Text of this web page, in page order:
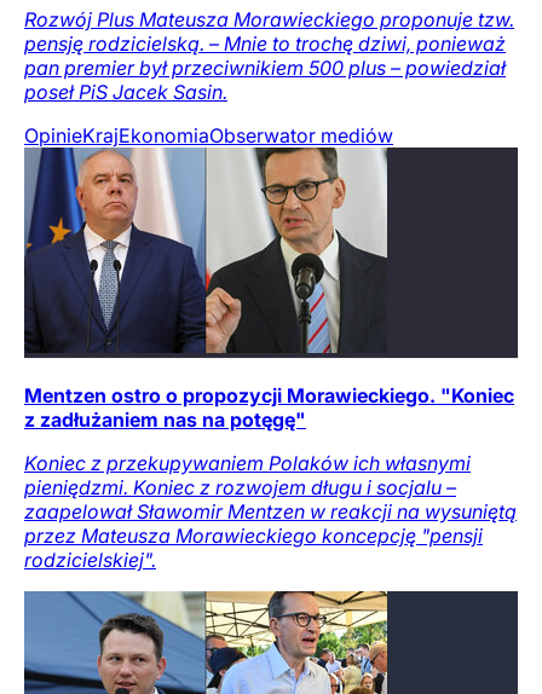
Rozwój Plus Mateusza Morawieckiego proponuje tzw.
pensję rodzicielską. – Mnie to trochę dziwi, ponieważ
pan premier był przeciwnikiem 500 plus – powiedział
poseł PiS Jacek Sasin.
OpinieKrajEkonomiaObserwator mediów
Mentzen ostro o propozycji Morawieckiego. "Koniec
z zadłużaniem nas na potęgę"
Koniec z przekupywaniem Polaków ich własnymi
pieniędzmi. Koniec z rozwojem długu i socjalu –
zaapelował Sławomir Mentzen w reakcji na wysuniętą
przez Mateusza Morawieckiego koncepcję "pensji
rodzicielskiej".